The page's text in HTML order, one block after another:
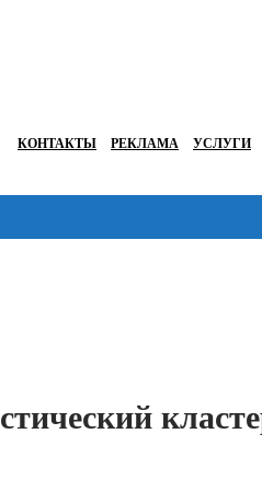
КОНТАКТЫ РЕКЛАМА УСЛУГИ